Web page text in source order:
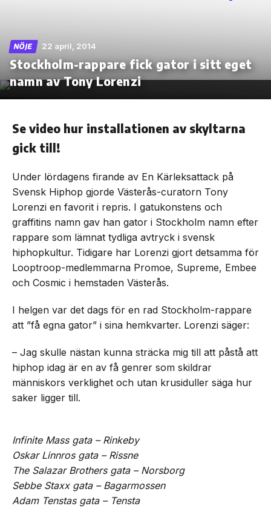
Skip
the
NÖJE 22 april, 2014
Stockholm-rappare fick gator i sitt eget
namn av Tony Lorenzi
Se video hur installationen av skyltarna
gick till!
Under lördagens firande av En Kärleksattack på
Svensk Hiphop gjorde Västerås-curatorn Tony
Lorenzi en favorit i repris. I gatukonstens och
graffitins namn gav han gator i Stockholm namn efter
rappare som lämnat tydliga avtryck i svensk
hiphopkultur. Tidigare har Lorenzi gjort detsamma för
Looptroop-medlemmarna Promoe, Supreme, Embee
och Cosmic i hemstaden Västerås.
I helgen var det dags för en rad Stockholm-rappare
att ”få egna gator” i sina hemkvarter. Lorenzi säger:
– Jag skulle nästan kunna sträcka mig till att påstå att
hiphop idag är en av få genrer som skildrar
människors verklighet och utan krusiduller säga hur
saker ligger till.
Infinite Mass gata – Rinkeby
Oskar Linnros gata – Rissne
The Salazar Brothers gata – Norsborg
Sebbe Staxx gata – Bagarmossen
Adam Tenstas gata – Tensta